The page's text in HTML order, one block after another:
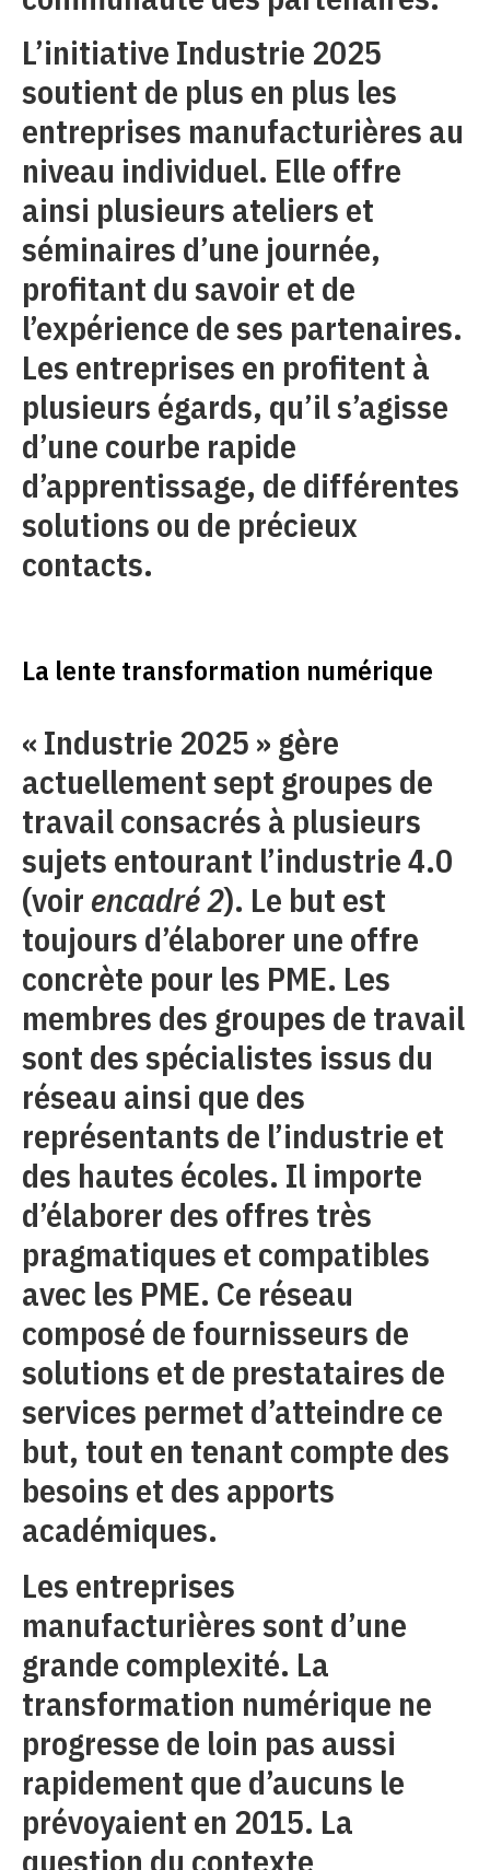
L’initiative Industrie 2025
soutient de plus en plus les
entreprises manufacturières au
niveau individuel. Elle offre
ainsi plusieurs ateliers et
séminaires d’une journée,
profitant du savoir et de
l’expérience de ses partenaires.
Les entreprises en profitent à
plusieurs égards, qu’il s’agisse
d’une courbe rapide
d’apprentissage, de différentes
solutions ou de précieux
contacts.
La lente transformation numérique
« Industrie 2025 » gère
actuellement sept groupes de
travail consacrés à plusieurs
sujets entourant l’industrie 4.0
(voir encadré 2). Le but est
toujours d’élaborer une offre
concrète pour les PME. Les
membres des groupes de travail
sont des spécialistes issus du
réseau ainsi que des
représentants de l’industrie et
des hautes écoles. Il importe
d’élaborer des offres très
pragmatiques et compatibles
avec les PME. Ce réseau
composé de fournisseurs de
solutions et de prestataires de
services permet d’atteindre ce
but, tout en tenant compte des
besoins et des apports
académiques.
Les entreprises
manufacturières sont d’une
grande complexité. La
transformation numérique ne
progresse de loin pas aussi
rapidement que d’aucuns le
prévoyaient en 2015. La
question du contexte